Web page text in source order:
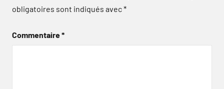
obligatoires sont indiqués avec*
Commentaire*